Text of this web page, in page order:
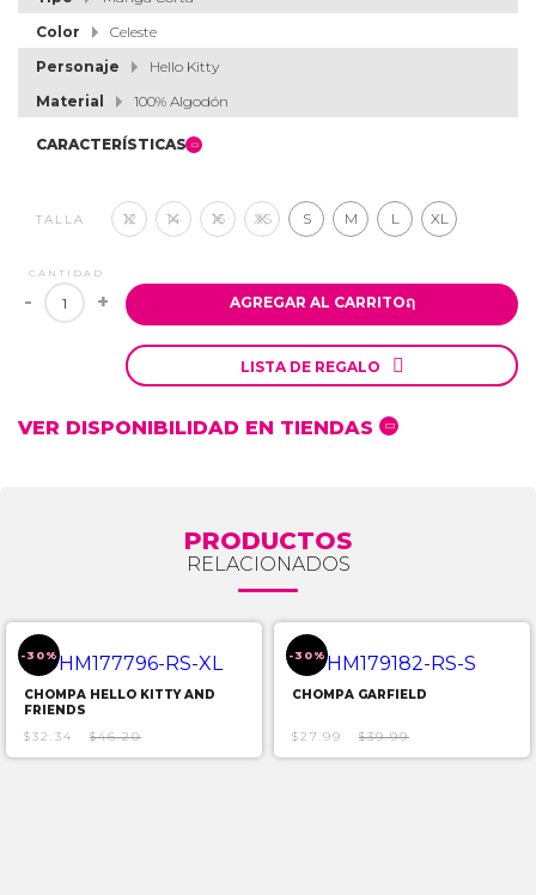
Color
Celeste
Personaje
Hello Kitty
Material
100% Algodón
CARACTERÍSTICAS
TALLA 12 14 16 XS S M L XL
CANTIDAD
- + AGREGAR AL CARRITOຐ
LISTA DE REGALO 
VER DISPONIBILIDAD EN TIENDAS
PRODUCTOS
RELACIONADOS
-30%
CHOMPA HELLO KITTY AND
FRIENDS
$32.34
$46.20
-30%
CHOMPA GARFIELD
$27.99 $39.99